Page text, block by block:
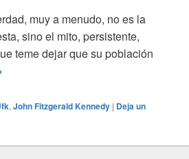
muy a menudo, no es la
sino el mito, persistente,
teme dejar que su población
, John Fitzgerald Kennedy | Deja un